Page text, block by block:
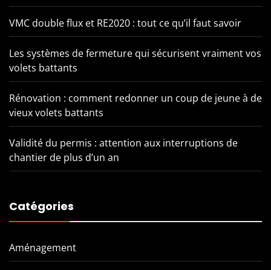
VMC double flux et RE2020 : tout ce qu’il faut savoir
Les systèmes de fermeture qui sécurisent vraiment vos
volets battants
Rénovation : comment redonner un coup de jeune à de
vieux volets battants
Validité du permis : attention aux interruptions de
chantier de plus d’un an
Catégories
Aménagement